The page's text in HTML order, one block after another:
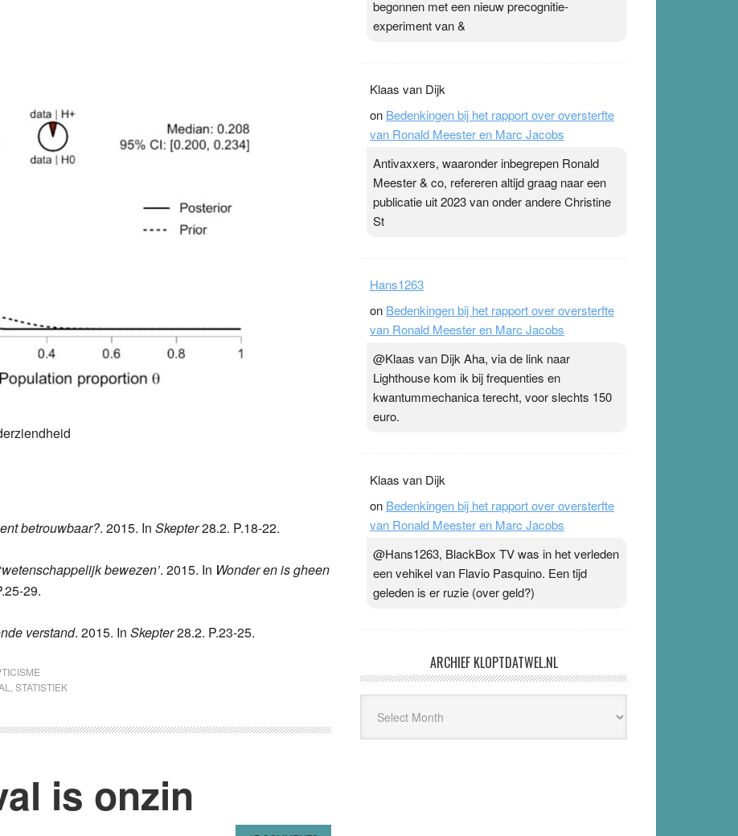
betrouwbaar?. 2015. In Skepter28.2. P.18-22.
bewezen’. 2015. In Wonder en is gheen
29.
verstand. 2015. In Skepter28.2. P.23-25.
STATISTIEK
is onzin
Kloptdatwel?
onHelderziendheid een bayesiaanse update
parapsychologie zelfexperimenten ben ik
experiment van &
Klaas van Dijk
onBedenkingen bij het rapport over oversterfte
van Ronald Meester en Marc Jacobs
Meester & co, refereren altijd graag naar een
St
Hans1263
onBedenkingen bij het rapport over oversterfte
van Ronald Meester en Marc Jacobs
Lighthouse kom ik bij frequenties en
euro.
Klaas van Dijk
onBedenkingen bij het rapport over oversterfte
een vehikel van Flavio Pasquino. Een tijd